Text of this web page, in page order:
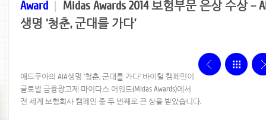
Award | Midas Awards 2014 보험부문 은상 수상 –
생명 ‘청춘, 군대를 가다’
애드쿠아의 AIA생명 '청춘, 군대를 가다' 바이럴 캠페인이
글로벌 금융광고제 마이다스 어워드(Midas Awards)에서 ​
전 세계 보험회사 캠페인 중 두 번째로 큰 상을 받았습니다.